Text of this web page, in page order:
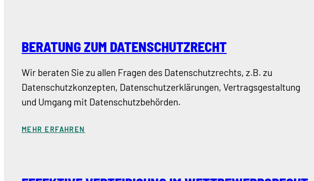
BERATUNG ZUM DATENSCHUTZRECHT
Wir beraten Sie zu allen Fragen des Datenschutzrechts, z.B. zu
Datenschutzkonzepten, Datenschutzerklärungen, Vertragsgestaltung
und Umgang mit Datenschutzbehörden.
MEHR ERFAHREN